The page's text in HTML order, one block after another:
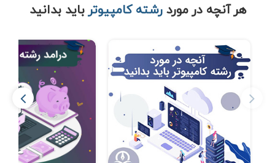
هر آنچه در موردرشته کامپیوتر باید بدانید